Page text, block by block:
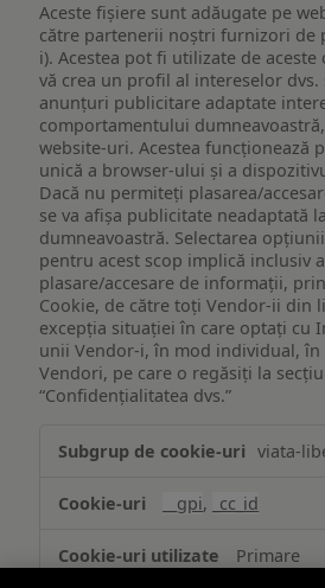
Aceste fișiere sunt adăugate pe
către partenerii noștri furnizori de
i). Acestea pot fi utilizate de
vă crea un profil al intereselor dvs.
anunțuri publicitare adaptate
comportamentului
website-uri. Acestea funcționează
unică a browser-ului și a
Dacă nu permiteți plasarea/
se va afișa publicitate neadaptată
dumneavoastră. Selectarea
pentru acest scop implică inclusiv
plasare/accesare de informații,
Cookie, de către toți Vendor-ii din
excepția situației în care optați cu
unii Vendor-i, în mod individual, în
Vendori, pe care o regăsiți la
“Confidențialitatea dvs.”
țintită
viata-
__gpi, _cc_id
Primare